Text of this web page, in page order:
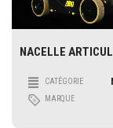
NACELLE
CATÉGORIE
MARQUE